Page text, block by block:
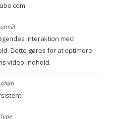
interaktion med
Dette gøres for at optimere
video-indhold.